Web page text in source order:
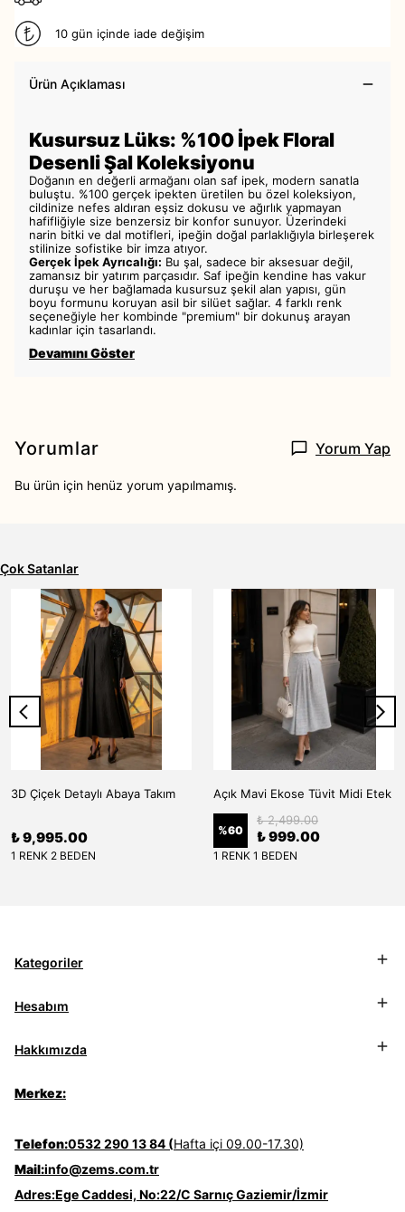
10 gün içinde iade değişim
Ürün Açıklaması
Kusursuz Lüks: %100 İpek Floral
Desenli Şal Koleksiyonu
Doğanın en değerli armağanı olan saf ipek, modern sanatla
buluştu. %100 gerçek ipekten üretilen bu özel koleksiyon,
cildinize nefes aldıran eşsiz dokusu ve ağırlık yapmayan
hafifliğiyle size benzersiz bir konfor sunuyor. Üzerindeki
narin bitki ve dal motifleri, ipeğin doğal parlaklığıyla birleşerek
stilinize sofistike bir imza atıyor.
Gerçek İpek Ayrıcalığı: Bu şal, sadece bir aksesuar değil,
zamansız bir yatırım parçasıdır. Saf ipeğin kendine has vakur
duruşu ve her bağlamada kusursuz şekil alan yapısı, gün
boyu formunu koruyan asil bir silüet sağlar. 4 farklı renk
seçeneğiyle her kombinde "premium" bir dokunuş arayan
kadınlar için tasarlandı.
Devamını Göster
Yorumlar Yorum Yap
Bu ürün için henüz yorum yapılmamış.
Çok Satanlar
3D Çiçek Detaylı Abaya Takım
₺ 9,995.00
1 RENK 2 BEDEN
Açık Mavi Ekose Tüvit Midi Etek
%60
₺ 2,499.00
₺ 999.00
1 RENK 1 BEDEN
Kategoriler
Hesabım
Hakkımızda
Merkez:
Telefon:0532 290 13 84 (Hafta içi 09.00-17.30)
Mail:info@zems.com.tr
Adres:Ege Caddesi, No:22/C Sarnıç Gaziemir/İzmir